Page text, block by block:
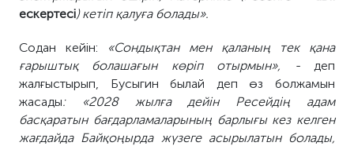
ескертесі) кетіп қалуға болады».
Содан кейін:
«Сондықтан мен қаланың тек қана
ғарыштық болашағын көріп отырмын», - деп
жалғыстырып, Бусыгин былай деп өз болжамын
жасады: «2028 жылға дейін Ресейдің адам
басқаратын бағдарламаларының барлығы кез келген
жағдайда Байқоңырда жүзеге асырылатын болады,